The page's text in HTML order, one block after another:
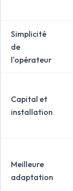
Simplicité
de
l'opérateur
Capital et
installation
Meilleure
adaptation